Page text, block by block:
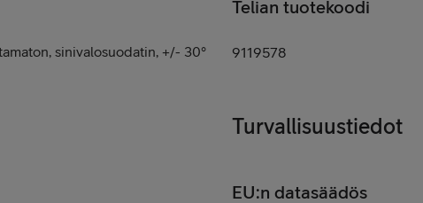
sinivalosuodatin, +/- 30°
Telian tuotekoodi
9119578
Turvallisuustiedot
EU:n datasäädös